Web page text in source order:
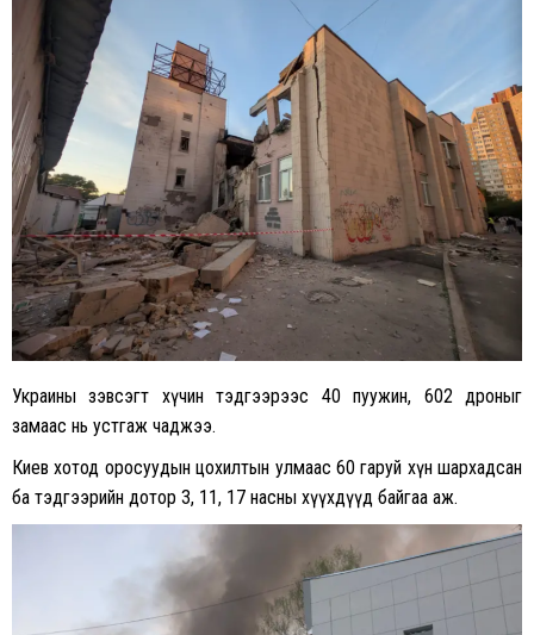
Украины зэвсэгт хүчин тэдгээрээс 40 пуужин, 602 дроныг
замаас нь устгаж чаджээ.
Киев хотод оросуудын цохилтын улмаас 60 гаруй хүн шархадсан
ба тэдгээрийн дотор 3, 11, 17 насны хүүхдүүд байгаа аж.